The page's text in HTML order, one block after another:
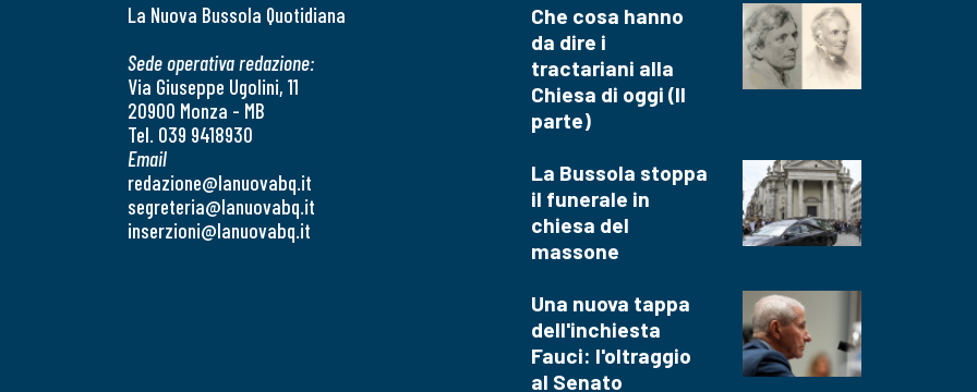
La Nuova Bussola Quotidiana
Sede operativa redazione:
Via Giuseppe Ugolini, 11
20900 Monza - MB
Tel. 039 9418930
Email
redazione@lanuovabq.it
segreteria@lanuovabq.it
inserzioni@lanuovabq.it
Che cosa hanno
da dire i
tractariani alla
Chiesa di oggi (II
parte)
La Bussola stoppa
il funerale in
chiesa del
massone
Una nuova tappa
dell'inchiesta
Fauci: l'oltraggio
al Senato